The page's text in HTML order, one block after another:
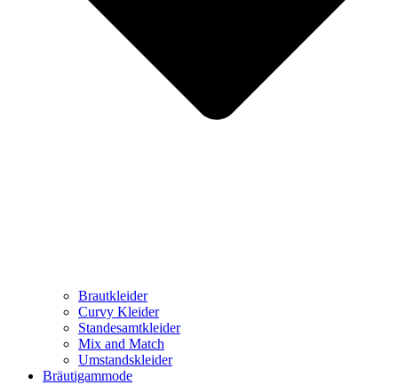
Brautkleider
Curvy Kleider
Standesamtkleider
Mix and Match
Umstandskleider
Bräutigammode